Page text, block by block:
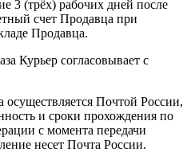
3 (трёх) рабочих дней после
счет Продавца при
Продавца.
Курьер согласовывает с
осуществляется Почтой России,
и сроки прохождения по
с момента передачи
несет Почта России.